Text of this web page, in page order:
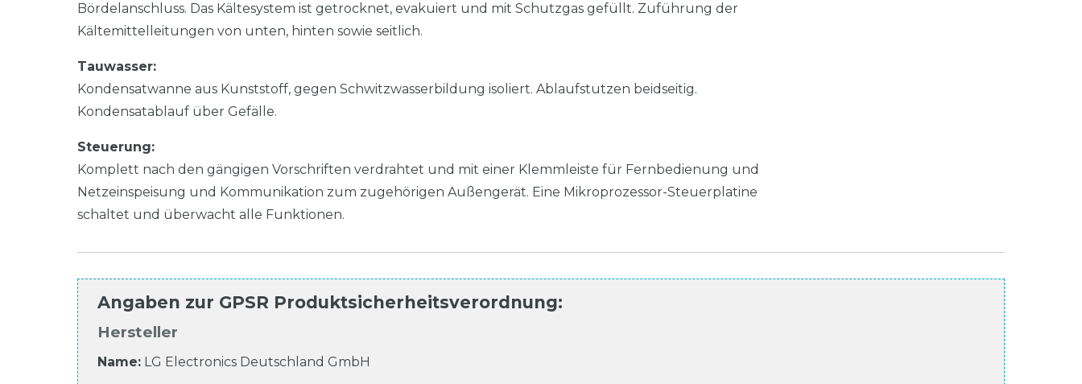
Bördelanschluss. Das Kältesystem ist getrocknet, evakuiert und mit Schutzgas gefüllt. Zuführung der
Kältemittelleitungen von unten, hinten sowie seitlich.
Tauwasser:
Kondensatwanne aus Kunststoff, gegen Schwitzwasserbildung isoliert. Ablaufstutzen beidseitig.
Kondensatablauf über Gefälle.
Steuerung:
Komplett nach den gängigen Vorschriften verdrahtet und mit einer Klemmleiste für Fernbedienung und
Netzeinspeisung und Kommunikation zum zugehörigen Außengerät. Eine Mikroprozessor-Steuerplatine
schaltet und überwacht alle Funktionen.
Angaben zur GPSR Produktsicherheitsverordnung:
Hersteller
Name: LG Electronics Deutschland GmbH